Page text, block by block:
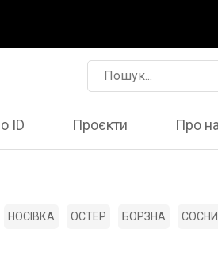
ID Проєкти Про
НОСІВКА ОСТЕР БОРЗНА